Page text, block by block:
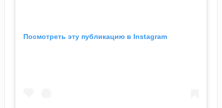
Посмотреть эту публикацию в Instagram